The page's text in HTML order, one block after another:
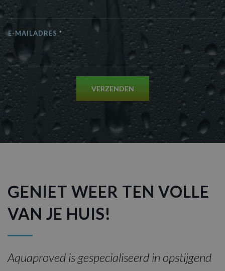
E-MAILADRES *
VERZENDEN
GENIET WEER TEN VOLLE
VAN JE HUIS!
Aquaproved is gespecialiseerd in opstijgend